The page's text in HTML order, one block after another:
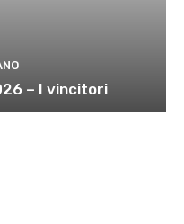
– I vincitori